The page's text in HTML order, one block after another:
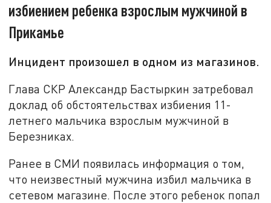
избиением ребенка взрослым мужчиной в
Прикамье
Инцидент произошел в одном из магазинов.
Глава СКР Александр Бастыркин затребовал
доклад об обстоятельствах избиения 11-
летнего мальчика взрослым мужчиной в
Березниках.
Ранее в СМИ появилась информация о том,
что неизвестный мужчина избил мальчика в
сетевом магазине. После этого ребенок попал